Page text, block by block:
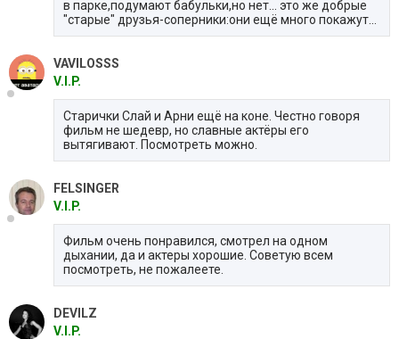
в парке,подумают бабульки,но нет... это же добрые
"старые" друзья-соперники:они ещё много покажут...
VAVILOSSS
V.I.P.
Старички Слай и Арни ещё на коне. Честно говоря
фильм не шедевр, но славные актёры его
вытягивают. Посмотреть можно.
FELSINGER
V.I.P.
Фильм очень понравился, смотрел на одном
дыхании, да и актеры хорошие. Советую всем
посмотреть, не пожалеете.
DEVILZ
V.I.P.